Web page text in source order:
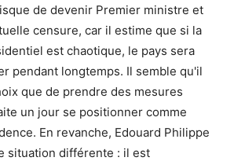
de devenir Premier ministre et
censure, car il estime que si la
est chaotique, le pays sera
pendant longtemps. Il semble qu'il
que de prendre des mesures
un jour se positionner comme
En revanche, Edouard Philippe
situation différente : il est